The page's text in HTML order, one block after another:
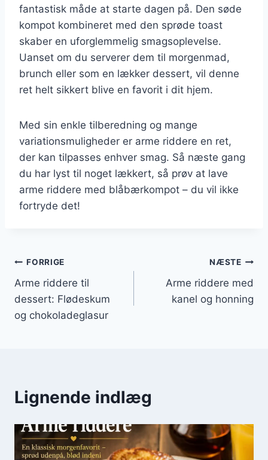
fantastisk måde at starte dagen på. Den søde
kompot kombineret med den sprøde toast
skaber en uforglemmelig smagsoplevelse.
Uanset om du serverer dem til morgenmad,
brunch eller som en lækker dessert, vil denne
ret helt sikkert blive en favorit i dit hjem.
Med sin enkle tilberedning og mange
variationsmuligheder er arme riddere en ret,
der kan tilpasses enhver smag. Så næste gang
du har lyst til noget lækkert, så prøv at lave
arme riddere med blåbærkompot – du vil ikke
fortryde det!
Indlægsnavigation
FORRIGE
Arme riddere til
dessert: Flødeskum
og chokoladeglasur
NÆSTE
Arme riddere med
kanel og honning
Lignende indlæg